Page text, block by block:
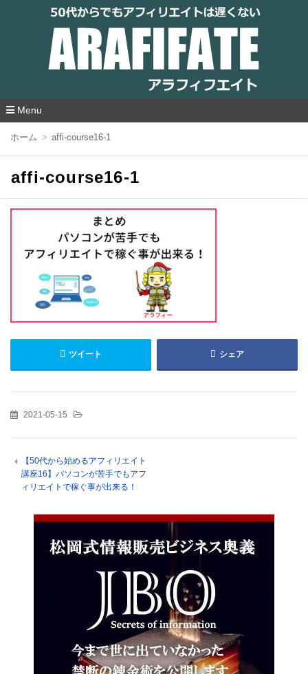
アラフィフエイト｜ 50代からでもアフィリ
エイトは遅くない
Menu
移
ホーム affi-course16-1
affi-course16-1
ツイート シェア
2021-05-15
【50代から始めるアフィリエイト
講座16】パソコンが苦手でもアフ
ィリエイトで稼ぐ事が出来る！